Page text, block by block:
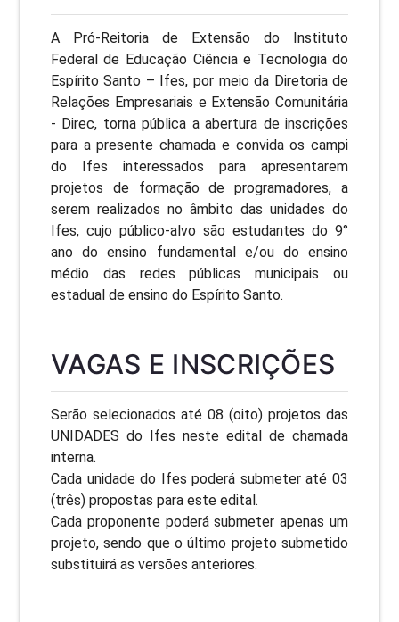
A Pró-Reitoria de Extensão do Instituto
Federal de Educação Ciência e Tecnologia do
Espírito Santo – Ifes, por meio da Diretoria de
Relações Empresariais e Extensão Comunitária
- Direc, torna pública a abertura de inscrições
para a presente chamada e convida os campi
do Ifes interessados para apresentarem
projetos de formação de programadores, a
serem realizados no âmbito das unidades do
Ifes, cujo público-alvo são estudantes do 9°
ano do ensino fundamental e/ou do ensino
médio das redes públicas municipais ou
estadual de ensino do Espírito Santo.
VAGAS E INSCRIÇÕES
Serão selecionados até 08 (oito) projetos das
UNIDADES do Ifes neste edital de chamada
interna.
Cada unidade do Ifes poderá submeter até 03
(três) propostas para este edital.
Cada proponente poderá submeter apenas um
projeto, sendo que o último projeto submetido
substituirá as versões anteriores.